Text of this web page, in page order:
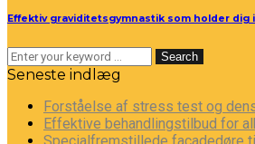
Effektiv graviditetsgymnastik som holder dig
Search
Seneste indlæg
Forståelse af stress test og
Effektive behandlingstilbud for